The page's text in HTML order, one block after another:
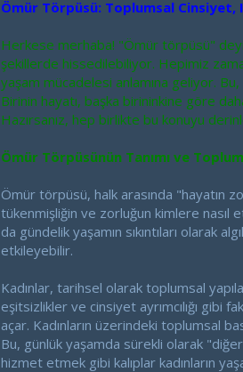
Ömür Törpüsü: Toplumsal Cinsiyet,
Herkese merhaba! "Ömür törpüsü"
şekillerde hissedilebiliyor. Hepimiz
yaşam mücadelesi anlamına geliyor.
Birinin hayatı, başka birininkine göre
Hazırsanız, hep birlikte bu konuyu
Ömür Törpüsünün Tanımı ve
Ömür törpüsü, halk arasında "hayatın
tükenmişliğin ve zorluğun kimlere
da gündelik yaşamın sıkıntıları olarak
etkileyebilir.
Kadınlar, tarihsel olarak toplumsal
eşitsizlikler ve cinsiyet ayrımcılığı gibi
açar. Kadınların üzerindeki toplumsal
Bu, günlük yaşamda sürekli olarak
hizmet etmek gibi kalıplar kadınların